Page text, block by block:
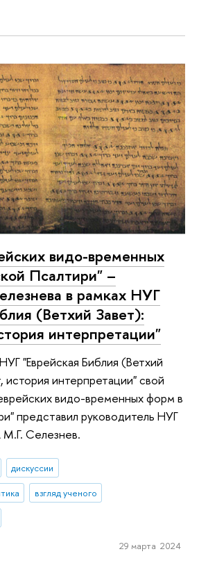
видо-временных
Псалтири" –
в рамках НУГ
(Ветхий Завет):
интерпретации"
"Еврейская Библия (Ветхий
история интерпретации" свой
видо-временных форм в
представил руководитель НУГ
Селезнев.
дискуссии
взгляд ученого
29 марта 2024